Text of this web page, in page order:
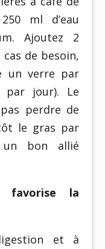
ml d’eau
Ajoutez 2
de besoin,
un verre par
par jour). Le
perdre de
le gras par
un bon allié
favorise la
et à